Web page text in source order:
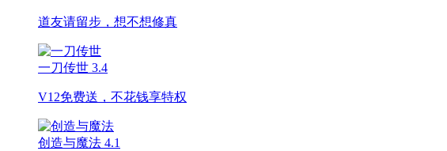
道友请留步，想不想修真
一刀传世 3.4
V12免费送，不花钱享特权
创造与魔法 4.1